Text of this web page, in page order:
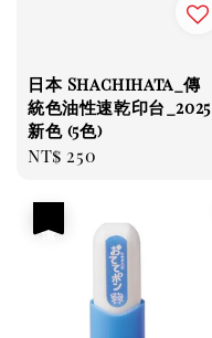
日本 Shachihata_傳
統色油性速乾印台_2025
新色 (5色)
Regular
NT$ 250